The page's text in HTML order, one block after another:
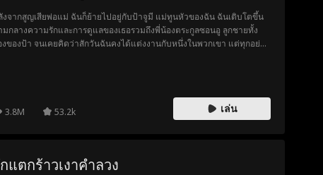
งจากสูญเสียพ่อแม่ ฉันก็ย้ายไปอยู่กับป้าจูมี แม่ทูนหัวของฉัน ฉันเติบโตขึ้น
มกลางความรักและการดูแลของเธอรวมถึงพี่น้องตระกูลซอนอู ลูกชายทั้ง
งของป้า จนเคยคิดว่าสักวันฉันคงได้แต่งงานกับหนึ่งในพวกเขา แต่ทุกอย่าง
3.8M 53.2k เล่น
แตกร้าวเงาคำลวง